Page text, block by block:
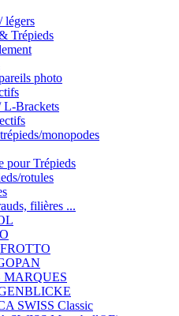
légers
Trépieds
photo
L-Brackets
monopodes
pour Trépieds
rotules
filières ...
MARQUES
SWISS Classic